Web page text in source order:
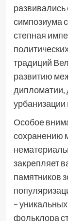
симпозиума
степная
традиций
развитию
дипломатии,
Особое
сохранению
закрепляет
памятников
–
фольклора